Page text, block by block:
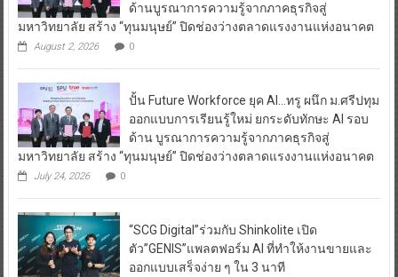
ด้านบูรณาการความรู้จากภาคธุรกิจสู่
มหาวิทยาลัย สร้าง “ทุนมนุษย์” ปิดช่องว่างตลาดแรงงานแห่งอนาคต
August 2, 2026 0
ปั้น Future Workforce ยุค AI…ทรู ผนึก ม.ศรีปทุม
ออกแบบการเรียนรู้ใหม่ ยกระดับทักษะ AI รอบ
ด้าน บูรณาการความรู้จากภาคธุรกิจสู่
มหาวิทยาลัย สร้าง “ทุนมนุษย์” ปิดช่องว่างตลาดแรงงานแห่งอนาคต
July 24, 2026 0
“SCG Digital”ร่วมกับ Shinkolite เปิด
ตัว”GENIS”แพลตฟอร์ม AI ที่ทำให้งานขายและ
ออกแบบเสร็จง่าย ๆ ใน 3 นาที